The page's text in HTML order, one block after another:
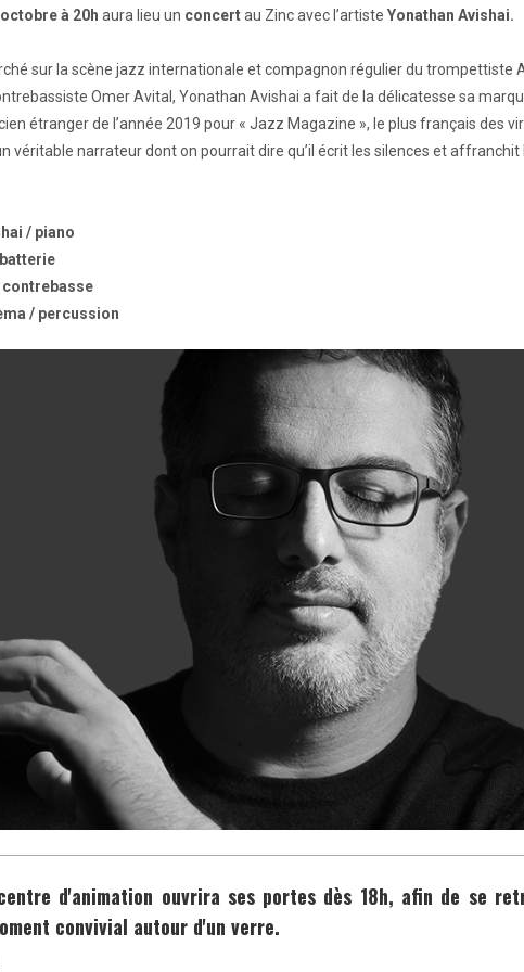
octobreà 20h aura lieu un concertau Zinc avec l’artiste Yonathan Avishai.
sur la scène jazz internationale et compagnon régulier du trompettiste
Omer Avital, Yonathan Avishai a fait de la délicatesse sa
étranger de l’année 2019 pour « Jazz Magazine », le plus français des
véritable narrateur dont on pourrait dire qu’il écrit les silences et affranchit
/ piano
contrebasse
/ percussion
d'animation ouvrira ses portes dès 18h, afin de se
convivial autour d'un verre.